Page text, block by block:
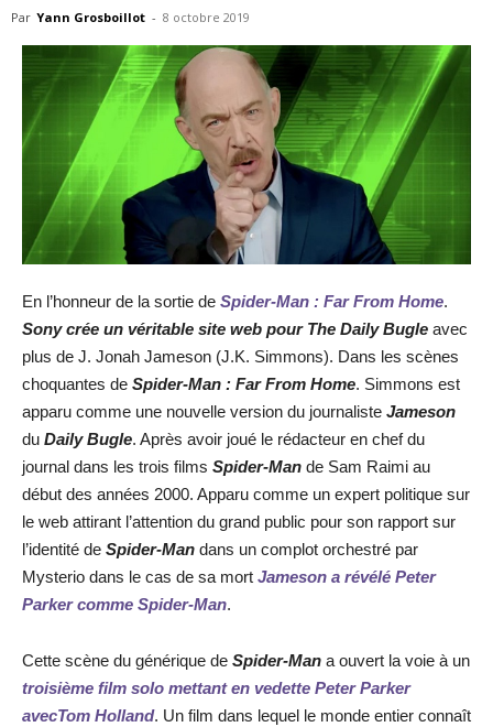
Par Yann Grosboillot - 8 octobre 2019
En l’honneur de la sortie de Spider-Man : Far From Home.
Sony crée un véritable site web pour The Daily Bugle avec
plus de J. Jonah Jameson (J.K. Simmons). Dans les scènes
choquantes de Spider-Man : Far From Home. Simmons est
apparu comme une nouvelle version du journaliste Jameson
du Daily Bugle. Après avoir joué le rédacteur en chef du
journal dans les trois films Spider-Man de Sam Raimi au
début des années 2000. Apparu comme un expert politique sur
le web attirant l’attention du grand public pour son rapport sur
l’identité de Spider-Man dans un complot orchestré par
Mysterio dans le cas de sa mort Jameson a révélé Peter
Parker comme Spider-Man.
Cette scène du générique de Spider-Man a ouvert la voie à un
troisième film solo mettant en vedette Peter Parker
avecTom Holland. Un film dans lequel le monde entier connaît